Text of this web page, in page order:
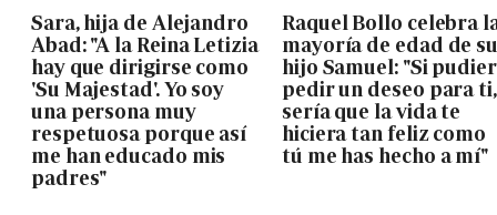
Sara, hija de Alejandro
Abad: "A la Reina Letizia
hay que dirigirse como
'Su Majestad'. Yo soy
una persona muy
respetuosa porque así
me han educado mis
padres"
Raquel Bollo celebra
mayoría de edad de
hijo Samuel: "Si
pedir un deseo para ti,
sería que la vida te
hiciera tan feliz como
tú me has hecho a mí"